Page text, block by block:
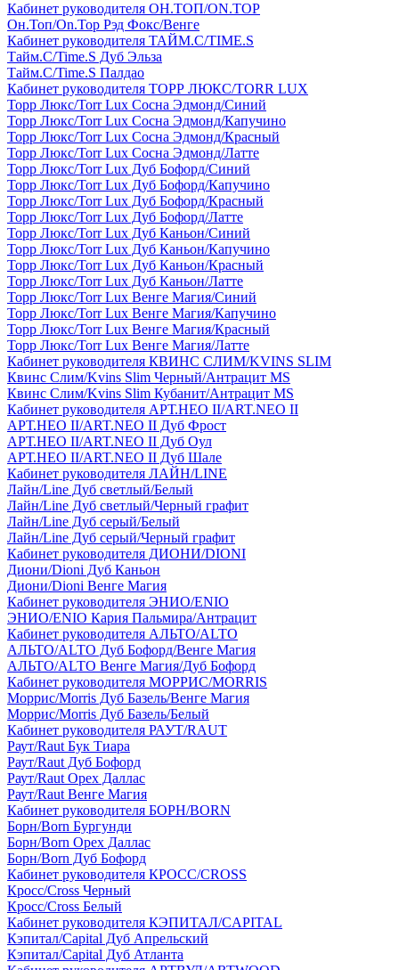
Кабинет руководителя ОН.ТОП/ON.TOP
Он.Топ/On.Top Рэд Фокс/Венге
Кабинет руководителя ТАЙМ.С/TIME.S
Тайм.С/Time.S Дуб Эльза
Тайм.С/Time.S Палдао
Кабинет руководителя ТОРР ЛЮКС/TORR LUX
Торр Люкс/Torr Lux Сосна Эдмонд/Синий
Торр Люкс/Torr Lux Сосна Эдмонд/Капучино
Торр Люкс/Torr Lux Сосна Эдмонд/Красный
Торр Люкс/Torr Lux Сосна Эдмонд/Латте
Торр Люкс/Torr Lux Дуб Бофорд/Синий
Торр Люкс/Torr Lux Дуб Бофорд/Капучино
Торр Люкс/Torr Lux Дуб Бофорд/Красный
Торр Люкс/Torr Lux Дуб Бофорд/Латте
Торр Люкс/Torr Lux Дуб Каньон/Синий
Торр Люкс/Torr Lux Дуб Каньон/Капучино
Торр Люкс/Torr Lux Дуб Каньон/Красный
Торр Люкс/Torr Lux Дуб Каньон/Латте
Торр Люкс/Torr Lux Венге Магия/Синий
Торр Люкс/Torr Lux Венге Магия/Капучино
Торр Люкс/Torr Lux Венге Магия/Красный
Торр Люкс/Torr Lux Венге Магия/Латте
Кабинет руководителя КВИНС СЛИМ/KVINS SLIM
Квинс Слим/Kvins Slim Черный/Антрацит MS
Квинс Слим/Kvins Slim Кубанит/Антрацит MS
Кабинет руководителя АРТ.НЕО II/ART.NEO II
АРТ.НЕО II/ART.NEO II Дуб Фрост
АРТ.НЕО II/ART.NEO II Дуб Оул
АРТ.НЕО II/ART.NEO II Дуб Шале
Кабинет руководителя ЛАЙН/LINE
Лайн/Line Дуб светлый/Белый
Лайн/Line Дуб светлый/Черный графит
Лайн/Line Дуб серый/Белый
Лайн/Line Дуб серый/Черный графит
Кабинет руководителя ДИОНИ/DIONI
Диони/Dioni Дуб Каньон
Диони/Dioni Венге Магия
Кабинет руководителя ЭНИО/ENIO
ЭНИО/ENIO Кария Пальмира/Антрацит
Кабинет руководителя АЛЬТО/ALTO
АЛЬТО/ALTO Дуб Бофорд/Венге Магия
АЛЬТО/ALTO Венге Магия/Дуб Бофорд
Кабинет руководителя МОРРИС/MORRIS
Моррис/Morris Дуб Базель/Венге Магия
Моррис/Morris Дуб Базель/Белый
Кабинет руководителя РАУТ/RAUT
Раут/Raut Бук Тиара
Раут/Raut Дуб Бофорд
Раут/Raut Орех Даллас
Раут/Raut Венге Магия
Кабинет руководителя БОРН/BORN
Борн/Born Бургунди
Борн/Born Орех Даллас
Борн/Born Дуб Бофорд
Кабинет руководителя КРОСС/CROSS
Кросс/Cross Черный
Кросс/Cross Белый
Кабинет руководителя КЭПИТАЛ/CAPITAL
Кэпитал/Capital Дуб Апрельский
Кэпитал/Capital Дуб Атланта